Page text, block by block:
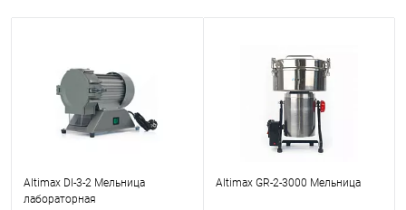
Altimax DI-3-2 Мельница
лабораторная
Altimax GR-2-3000 Мельница